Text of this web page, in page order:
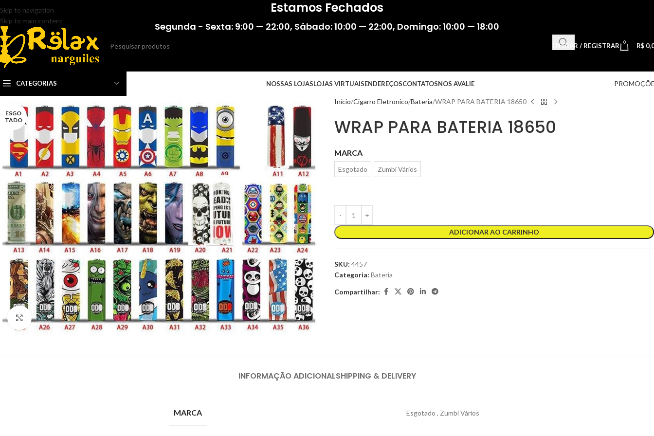
Skip to navigation
Skip to main content
Estamos Fechados
Segunda - Sexta: 9:00 — 22:00, Sábado: 10:00 — 22:00, Domingo: 10:00 — 18:00
ENTRAR / REGISTRAR 0 R$
CATEGORIAS NOSSAS LOJASLOJAS VIRTUAISENDEREÇOSCONTATOSNOS AVALIE
ESGO
TADO
Clique para ampliar
Início Cigarro Eletronico Bateria WRAP PARA BATERIA 18650
WRAP PARA BATERIA 18650
MARCA
Esgotado Zumbi Vários
ADICIONAR AO CARRINHO
SKU: 4457
Categoria: Bateria
Compartilhar:
INFORMAÇÃO ADICIONALSHIPPING & DELIVERY
MARCA Esgotado , Zumbi Vários